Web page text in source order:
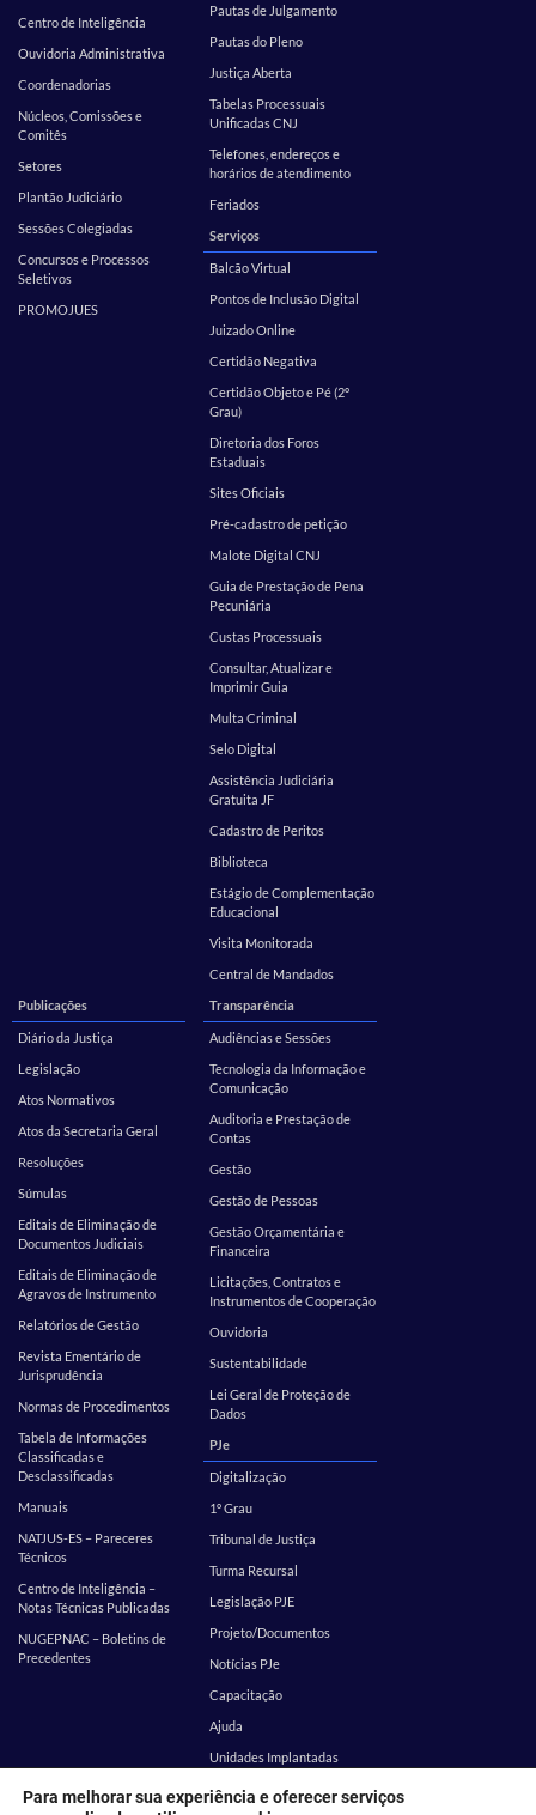
Centro de Inteligência
Ouvidoria Administrativa
Coordenadorias
Núcleos, Comissões e
Comitês
Setores
Plantão Judiciário
Sessões Colegiadas
Concursos e Processos
Seletivos
PROMOJUES
Pautas de Julgamento
Pautas do Pleno
Justiça Aberta
Tabelas Processuais
Unificadas CNJ
Telefones, endereços e
horários de atendimento
Feriados
Serviços
Balcão Virtual
Pontos de Inclusão Digital
Juizado Online
Certidão Negativa
Certidão Objeto e Pé (2º
Grau)
Diretoria dos Foros
Estaduais
Sites Oficiais
Pré-cadastro de petição
Malote Digital CNJ
Guia de Prestação de Pena
Pecuniária
Custas Processuais
Consultar, Atualizar e
Imprimir Guia
Multa Criminal
Selo Digital
Assistência Judiciária
Gratuita JF
Cadastro de Peritos
Biblioteca
Estágio de Complementação
Educacional
Visita Monitorada
Central de Mandados
Publicações
Diário da Justiça
Legislação
Atos Normativos
Atos da Secretaria Geral
Resoluções
Súmulas
Editais de Eliminação de
Documentos Judiciais
Editais de Eliminação de
Agravos de Instrumento
Relatórios de Gestão
Revista Ementário de
Jurisprudência
Normas de Procedimentos
Tabela de Informações
Classificadas e
Desclassificadas
Manuais
NATJUS-ES – Pareceres
Técnicos
Centro de Inteligência –
Notas Técnicas Publicadas
NUGEPNAC – Boletins de
Precedentes
Transparência
Audiências e Sessões
Tecnologia da Informação e
Comunicação
Auditoria e Prestação de
Contas
Gestão
Gestão de Pessoas
Gestão Orçamentária e
Financeira
Licitações, Contratos e
Instrumentos de Cooperação
Ouvidoria
Sustentabilidade
Lei Geral de Proteção de
Dados
PJe
Digitalização
1º Grau
Tribunal de Justiça
Turma Recursal
Legislação PJE
Projeto/Documentos
Notícias PJe
Capacitação
Ajuda
Unidades Implantadas
Estatística
SEI
Para melhorar sua experiência e oferecer serviços